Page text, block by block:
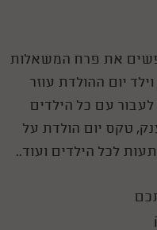
את פרח המשאלות
יום ההולדת עוזר
עם כל הילדים
טקס יום הולדת על
לכל הילדים ועוד..